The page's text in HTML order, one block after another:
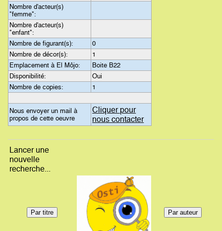
Nombre d'acteur(s)
"femme":
Nombre d'acteur(s)
"enfant":
Nombre de figurant(s):
0
Nombre de décor(s):
1
Emplacement à El Môjo:
Boite B22
Disponibilité:
Oui
Nombre de copies:
1
Nous envoyer un mail à
propos de cette oeuvre
Cliquer pour
nous contacter
Lancer une
nouvelle
recherche...